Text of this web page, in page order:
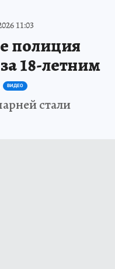
11:03
полиция
18-летним
ВИДЕО
стали